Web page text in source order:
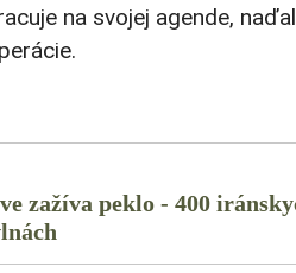
na svojej agende,
zažíva peklo - 400